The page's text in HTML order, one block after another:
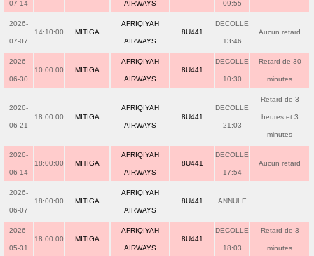
07-14 AIRWAYS 09:55
2026-
07-07
14:10:00 MITIGA
AFRIQIYAH
AIRWAYS
8U441
DECOLLE
13:46
Aucun retard
2026-
06-30
10:00:00 MITIGA
AFRIQIYAH
AIRWAYS
8U441
DECOLLE
10:30
Retard de 30
minutes
2026-
06-21
18:00:00 MITIGA
AFRIQIYAH
AIRWAYS
8U441
DECOLLE
21:03
Retard de 3
heures et 3
minutes
2026-
06-14
18:00:00 MITIGA
AFRIQIYAH
AIRWAYS
8U441
DECOLLE
17:54
Aucun retard
2026-
06-07
18:00:00 MITIGA
AFRIQIYAH
AIRWAYS
8U441 ANNULE
2026-
05-31
18:00:00 MITIGA
AFRIQIYAH
AIRWAYS
8U441
DECOLLE
18:03
Retard de 3
minutes